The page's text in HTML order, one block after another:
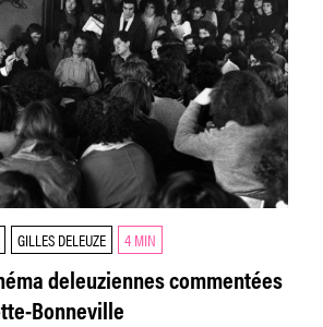
GILLES DELEUZE 4 MIN
deleuziennes commentées
Bonneville